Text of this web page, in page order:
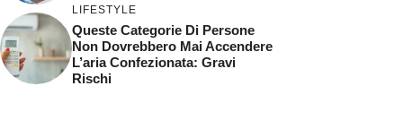
LIFESTYLE
Queste Categorie Di Persone
Non Dovrebbero Mai Accendere
L’aria Confezionata: Gravi
Rischi